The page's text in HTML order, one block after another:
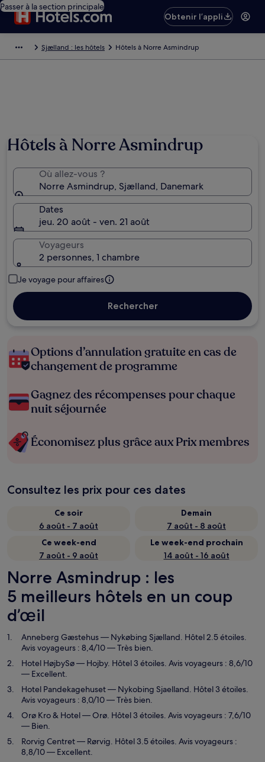
Passer à la section principale
Obtenir l’appli
Sjælland : les hôtels Hôtels à Norre Asmindrup
Hôtels à Norre Asmindrup
Où allez-vous ?
Norre Asmindrup, Sjælland, Danemark
Dates
jeu. 20 août - ven. 21 août
Voyageurs
2 personnes, 1 chambre
Je voyage pour affaires
Rechercher
Options d’annulation gratuite en cas de
changement de programme
Gagnez des récompenses pour chaque
nuit séjournée
Économisez plus grâce aux Prix membres
Consultez les prix pour ces dates
Ce soir
6 août - 7 août
Demain
7 août - 8 août
Ce week-end
7 août - 9 août
Le week-end prochain
14 août - 16 août
Norre Asmindrup : les
5 meilleurs hôtels en un coup
d’œil
Anneberg Gæstehus— Nykøbing Sjælland. Hôtel 2.5 étoiles.
Avis voyageurs : 8,4/10 — Très bien.
Hotel HøjbySø— Hojby. Hôtel 3 étoiles. Avis voyageurs : 8,6/10
— Excellent.
Hotel Pandekagehuset— Nykobing Sjaelland. Hôtel 3 étoiles.
Avis voyageurs : 8,0/10 — Très bien.
Orø Kro & Hotel— Orø. Hôtel 3 étoiles. Avis voyageurs : 7,6/10
— Bien.
Rorvig Centret— Rørvig. Hôtel 3.5 étoiles. Avis voyageurs :
8,8/10 — Excellent.